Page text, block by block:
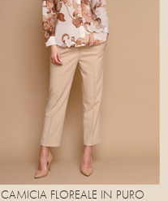
CAMICIA FLOREALE IN PURO